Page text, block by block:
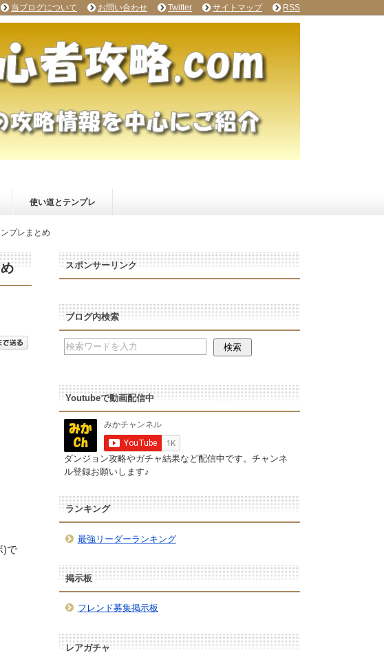
使い道とテンプレ
プレまとめ
)で
スポンサーリンク
ブログ内検索
Youtubeで動画配信中
ダンジョン攻略やガチャ結果など配信中です。チャンネ
ル登録お願いします♪
ランキング
最強リーダーランキング
掲示板
フレンド募集掲示板
レアガチャ
当ブログについて お問い合わせ Twitter サイトマップ RSS